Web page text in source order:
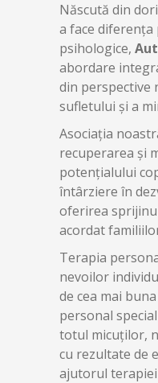
Născută din
a face
psihologice,
abordare
din perspective
sufletului și a
Asociația
recuperarea și
potențialului
întârziere în
oferirea
acordat
Terapia
nevoilor
de cea mai
personal
totul micuților,
cu rezultate de
ajutorul terapiei